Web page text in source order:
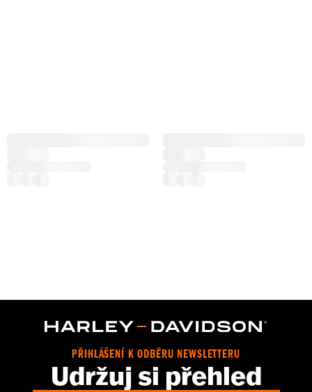
PŘIHLÁŠENÍ K ODBĚRU NEWSLETTERU
Udržuj si přehled